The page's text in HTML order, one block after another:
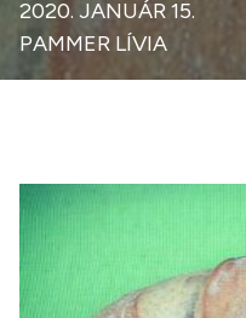
2020. JANUÁR 15.
PAMMER LÍVIA